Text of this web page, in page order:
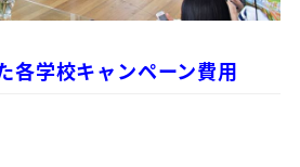
各学校キャンペーン費用